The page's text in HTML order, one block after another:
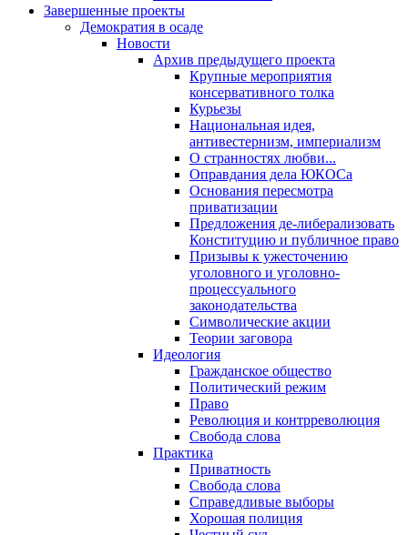
Завершенные проекты
Демократия в осаде
Новости
Архив предыдущего проекта
Крупные мероприятия
консервативного толка
Курьезы
Национальная идея,
антивестернизм, империализм
О странностях любви...
Оправдания дела ЮКОСа
Основания пересмотра
приватизации
Предложения де-либерализовать
Конституцию и публичное право
Призывы к ужесточению
уголовного и уголовно-
процессуального
законодательства
Символические акции
Теории заговора
Идеология
Гражданское общество
Политический режим
Право
Революция и контрреволюция
Свобода слова
Практика
Приватность
Свобода слова
Справедливые выборы
Хорошая полиция